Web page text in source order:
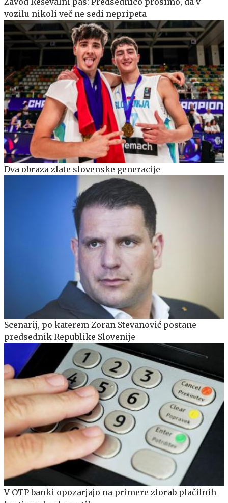
vozilu nikoli več ne sedi nepripeta
Dva obraza zlate slovenske generacije
Scenarij, po katerem Zoran Stevanović postane
predsednik Republike Slovenije
V OTP banki opozarjajo na primere zlorab plačilnih